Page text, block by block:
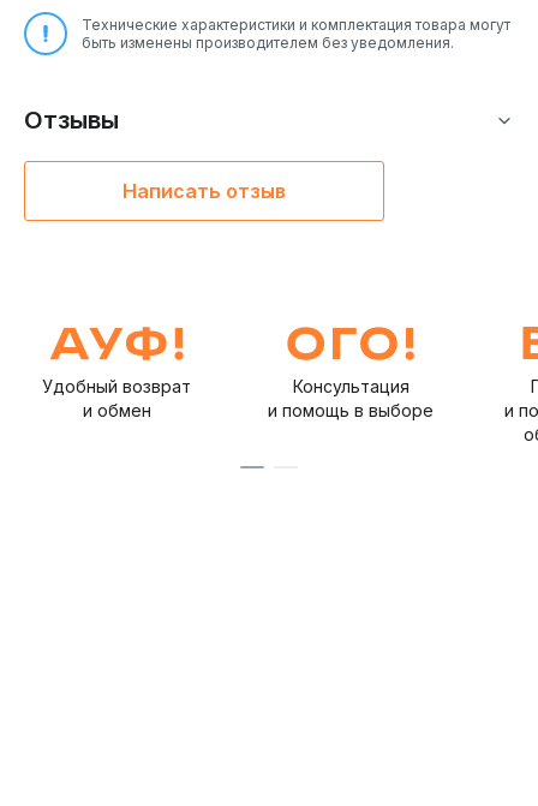
Технические характеристики и комплектация товара могут
быть изменены производителем без уведомления.
Отзывы
Написать отзыв
Удобный возврат
и обмен
Консультация
и помощь в выборе
и